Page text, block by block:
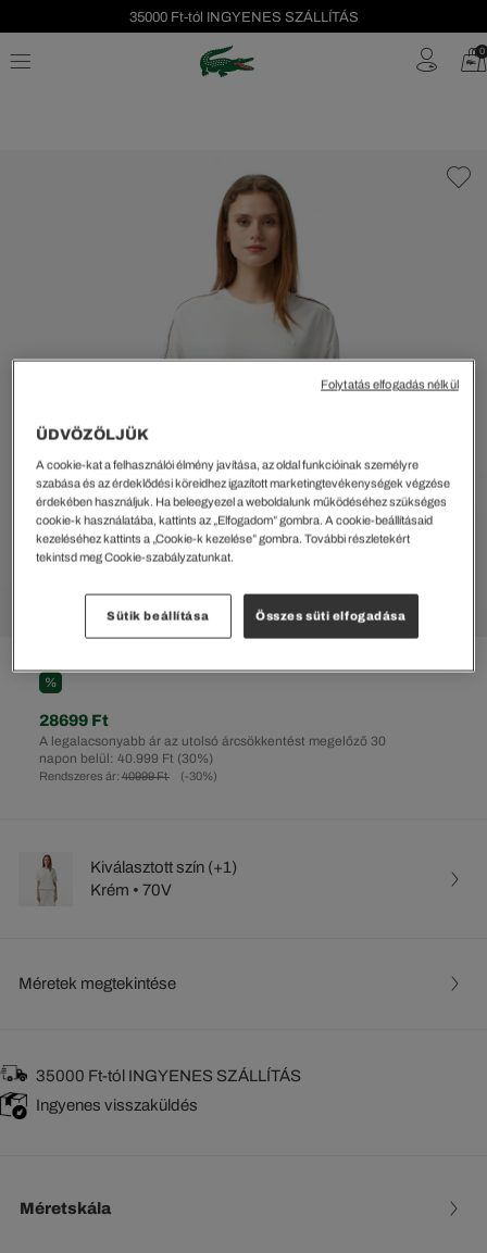
35000 Ft-tól INGYENES SZÁLLÍTÁS
Szezonális leárazás akár -40%! 0
%
Rendszeres ár: 40999 Ft (-30%)
A legalacsonyabb ár az utolsó árcsökkentést megelőző 30
napon belül: 40.999 Ft (30%)
28699 Ft
Kiválasztott szín (+1)
Krém • 70V
Méretek megtekintése
35000 Ft-tól INGYENES SZÁLLÍTÁS
Ingyenes visszaküldés
Méretskála
ÜDVÖZÖLJÜK
A cookie-kat a felhasználói élmény javítása, az oldal funkcióinak személyre
szabása és az érdeklődési köreidhez igazított marketingtevékenységek végzése
érdekében használjuk. Ha beleegyezel a weboldalunk működéséhez szükséges
cookie-k használatába, kattints az „Elfogadom” gombra. A cookie-beállításaid
kezeléséhez kattints a „Cookie-k kezelése” gombra. További részletekért
tekintsd meg Cookie-szabályzatunkat.
Sütik beállítása Összes süti elfogadása
Folytatás elfogadás nélkül